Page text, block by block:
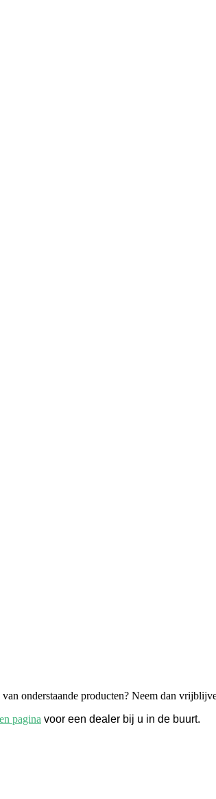
onderstaande producten? Neem dan
pagina voor een dealer bij u in de buurt.